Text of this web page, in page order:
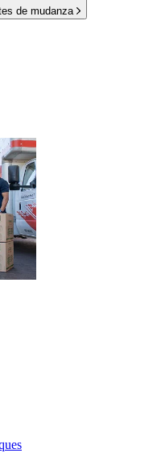
de mudanza